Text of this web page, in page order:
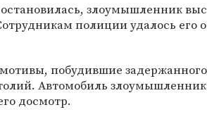
злоумышленник
полиции удалось его
побудившие
Автомобиль
досмотр.